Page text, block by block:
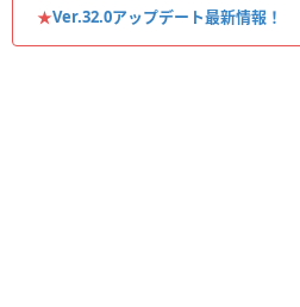
★Ver.32.0アップデート最新情報！